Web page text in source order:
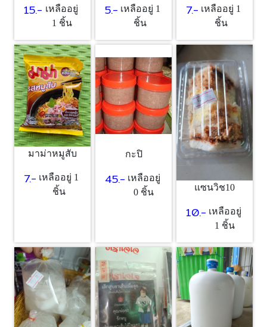
15.- เหลืออยู่
1 ชิ้น
5.- เหลืออยู่ 1
ชิ้น
7.- เหลืออยู่ 1
ชิ้น
มาม่าหมูสับ
7.- เหลืออยู่ 1
ชิ้น
กะปิ
45.- เหลืออยู่
0 ชิ้น
แซนวิช10
10.- เหลืออยู่
1 ชิ้น